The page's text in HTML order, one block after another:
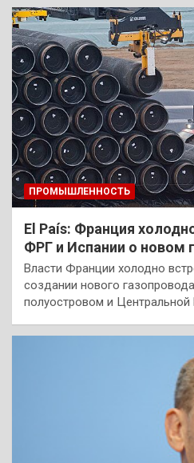
ПРОМЫШЛЕННОСТЬ
El País: Франция
ФРГ и Испании о новом
Власти Франции холодно
создании нового
полуостровом и Центральной